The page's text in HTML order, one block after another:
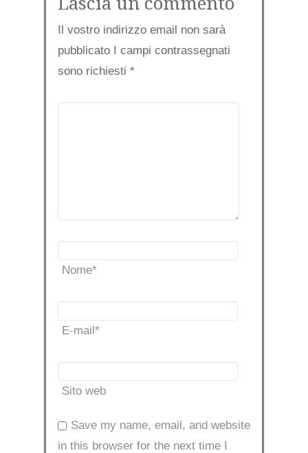
Il vostro indirizzo email non sarà
pubblicato I campi contrassegnati
sono richiesti *
Nome*
E-mail*
Sito web
Save my name, email, and website
in this browser for the next time I